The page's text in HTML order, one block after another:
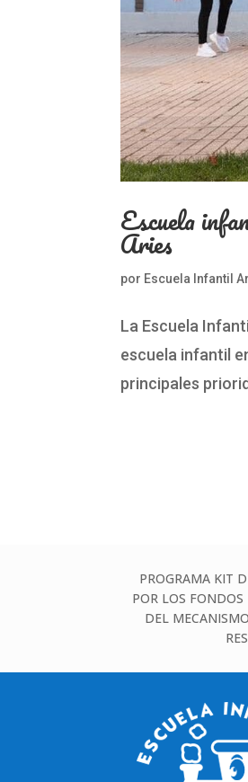
Escuela
Aries
por Escuela Infantil
La Escuela
escuela infantil
principales
PROGRAMA KIT
POR LOS
DEL